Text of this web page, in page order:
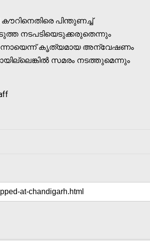
പിന്തുണച്ച്
നടപടിയെടുക്കരുതെന്നും
കൃത്യമായ അന്വേഷണം
സമരം നടത്തുമെന്നും